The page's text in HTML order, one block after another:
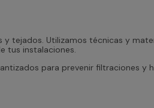
tejados. Utilizamos técnicas y
tus instalaciones.
para prevenir filtraciones y